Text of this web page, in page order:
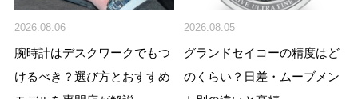
2026.08.06
腕時計はデスクワークでもつ
けるべき？選び方とおすすめ
2026.08.05
グランドセイコーの精度はど
のくらい？日差・ムーブメン